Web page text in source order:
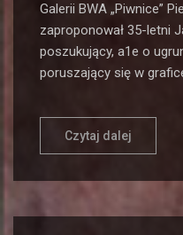
Galerii BWA „Piwnice”
zaproponował 35-letni
poszukujący, a1e o
poruszający się w
Czytaj dalej